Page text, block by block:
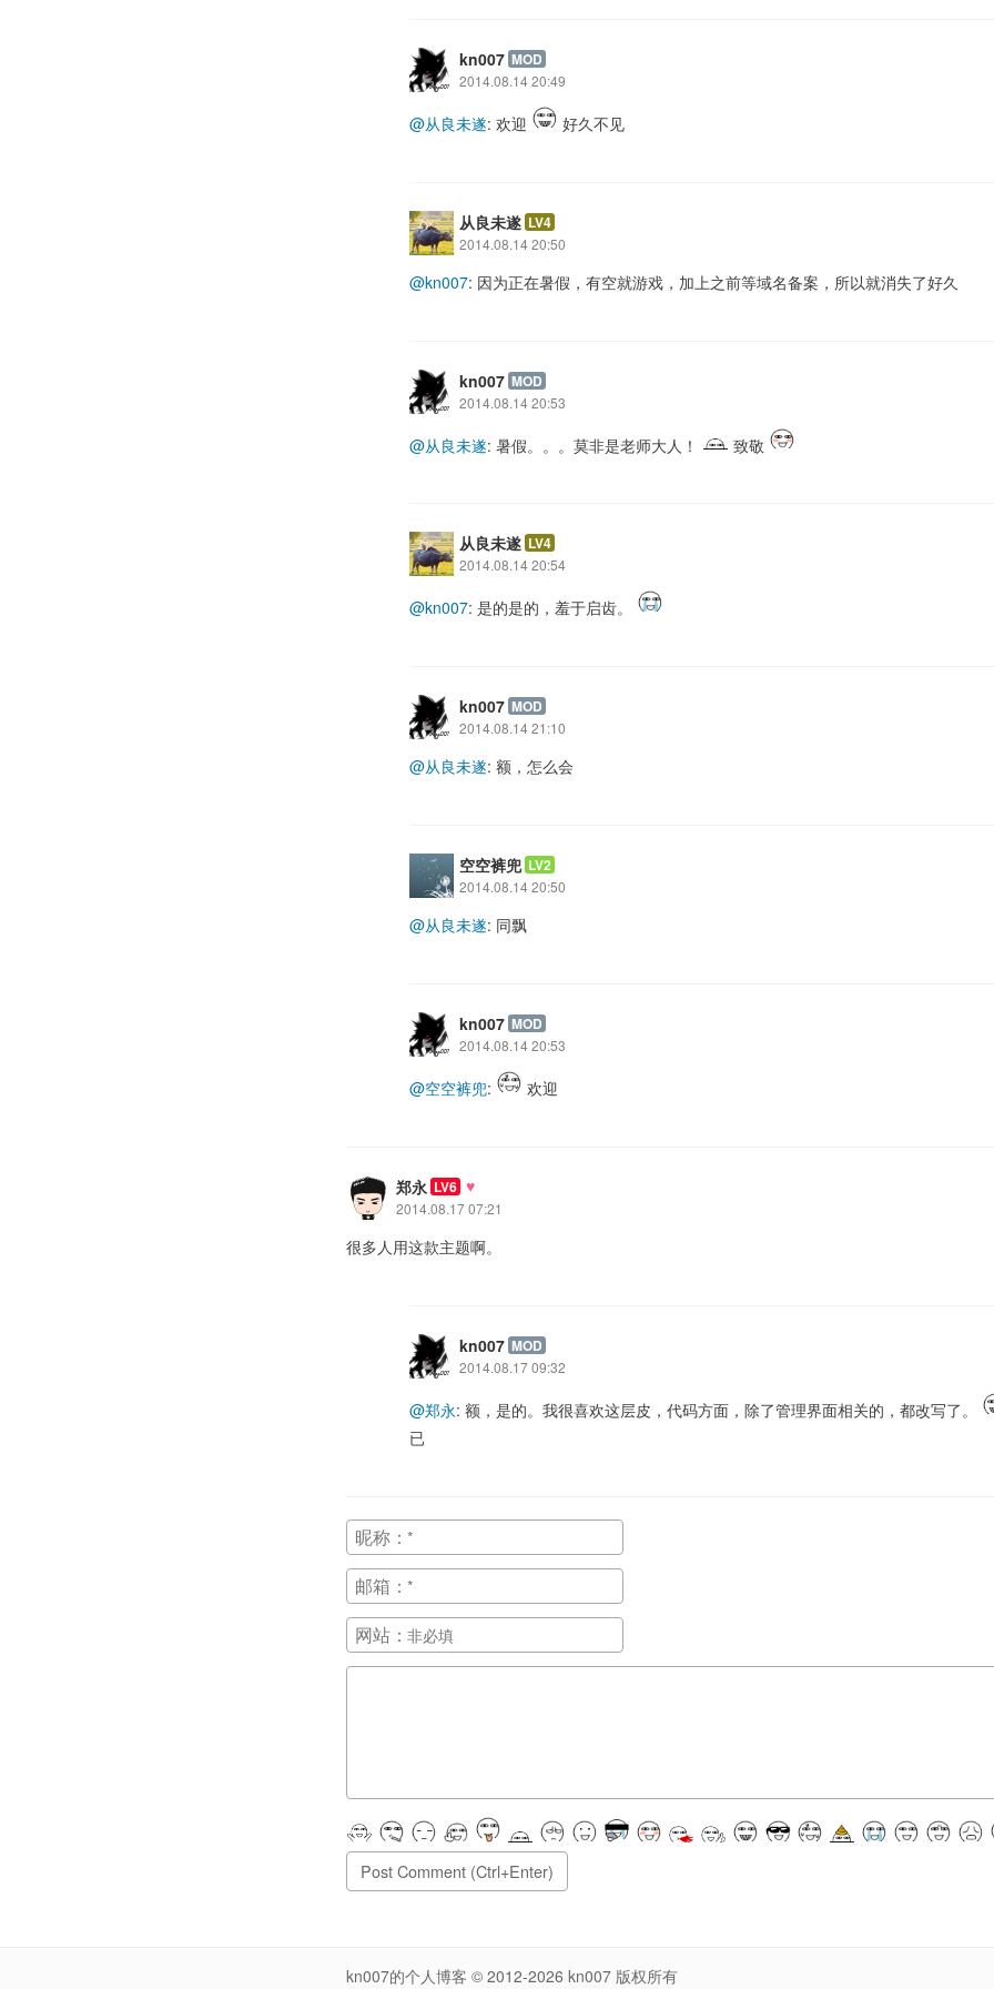
kn007 MOD
2014.08.14 20:49
@从良未遂: 欢迎 好久不见
从良未遂 LV4
2014.08.14 20:50
@kn007: 因为正在暑假，有空就游戏，加上之前等域名备案，所以就消失了好久
kn007 MOD
2014.08.14 20:53
@从良未遂: 暑假。。。莫非是老师大人！ 致敬
从良未遂 LV4
2014.08.14 20:54
@kn007: 是的是的，羞于启齿。
kn007 MOD
2014.08.14 21:10
@从良未遂: 额，怎么会
空空裤兜 LV2
2014.08.14 20:50
@从良未遂: 同飘
kn007 MOD
2014.08.14 20:53
@空空裤兜: 欢迎
郑永 LV6 ♥
2014.08.17 07:21
很多人用这款主题啊。
kn007 MOD
2014.08.17 09:32
@郑永: 额，是的。我很喜欢这层皮，代码方面，除了管理界面相关的，都改写了。
已
昵称：
邮箱：
网站：
kn007的个人博客 © 2012-2026 kn007 版权所有